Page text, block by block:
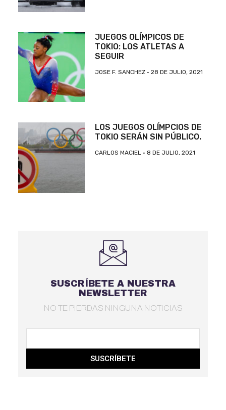
JUEGOS OLÍMPICOS DE
TOKIO: LOS ATLETAS A
SEGUIR
JOSE F. SANCHEZ 28 DE JULIO, 2021
LOS JUEGOS OLÍMPCIOS DE
TOKIO SERÁN SIN PÚBLICO.
CARLOS MACIEL 8 DE JULIO, 2021
SUSCRÍBETE A NUESTRA
NEWSLETTER
NO TE PIERDAS NINGUNA NOTICIAS
SUSCRÍBETE